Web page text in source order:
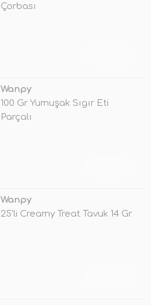
Çorbası
Wanpy
100 Gr Yumuşak Sıgır Eti
Parçalı
Wanpy
25'li Creamy Treat Tavuk 14 Gr